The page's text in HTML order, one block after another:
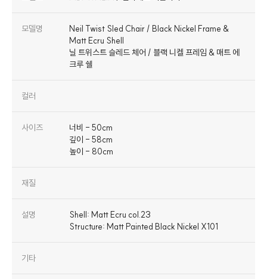
모델명
Neil Twist Sled Chair / Black Nickel Frame &
Matt Ecru Shell
닐 트위스트 슬레드 체어 / 블랙 니켈 프레임 & 매트 에
크루 쉘
컬러
사이즈
너비 - 50cm
깊이 - 58cm
높이 - 80cm
재질
설명
Shell: Matt Ecru col.23
Structure: Matt Painted Black Nickel X101
기타